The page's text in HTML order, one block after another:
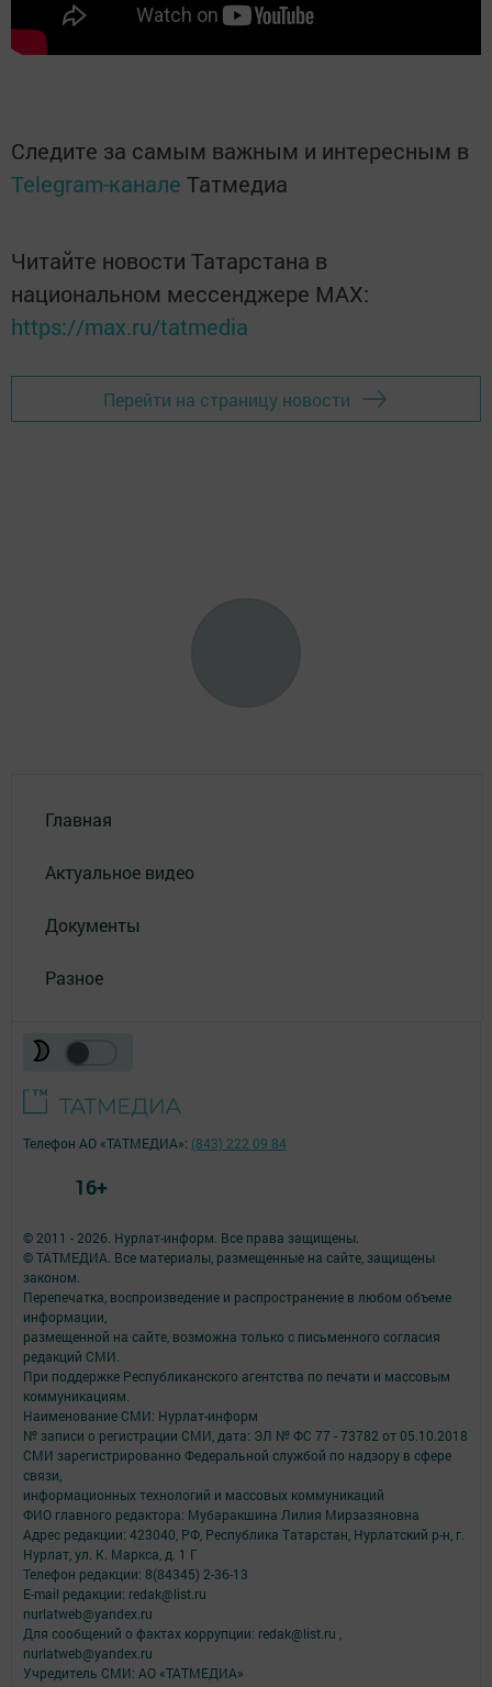
Следите за самым важным и интересным в
Telegram-канале Татмедиа
Читайте новости Татарстана в
национальном мессенджере MАХ:
https://max.ru/tatmedia
Перейти на страницу новости
Главная
Актуальное видео
Документы
Разное
© 2011 - 2026. Нурлат-⁠информ. Все права защищены.
© ТАТМЕДИА. Все материалы, размещенные на сайте, защищены
законом.
Перепечатка, воспроизведение и распространение в любом объеме
информации,
размещенной на сайте, возможна только с письменного согласия
редакций СМИ.
При поддержке Республиканского агентства по печати и массовым
коммуникациям.
Наименование СМИ: Нурлат-⁠информ
№ записи о регистрации СМИ, дата: ЭЛ № ФС 77 -⁠ 73782 от 05.10.2018
СМИ зарегистрированно Федеральной службой по надзору в сфере
связи,
информационных технологий и массовых коммуникаций
ФИО главного редактора: Мубаракшина Лилия Мирзазяновна
Адрес редакции: 423040, РФ, Республика Татарстан, Нурлатский р-н, г.
Нурлат, ул. К. Маркса, д. 1 Г
Телефон редакции: 8(84345) 2-36-13
E-mail редакции: redak@list.ru
nurlatweb@yandex.ru
Для сообщений о фактах коррупции: redak@list.ru ,
nurlatweb@yandex.ru
Учредитель СМИ: АО «ТАТМЕДИА»
Телефон АО «ТАТМЕДИА»: (843) 222 09 84
16+